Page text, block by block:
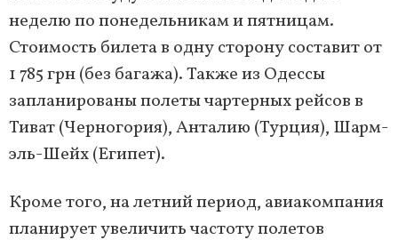
неделю по понедельникам и пятницам.
Стоимость билета в одну сторону составит от
1 785 грн (без багажа). Также из Одессы
запланированы полеты чартерных рейсов в
Тиват (Черногория), Анталию (Турция), Шарм-
эль-Шейх (Египет).
Кроме того, на летний период, авиакомпания
планирует увеличить частоту полетов